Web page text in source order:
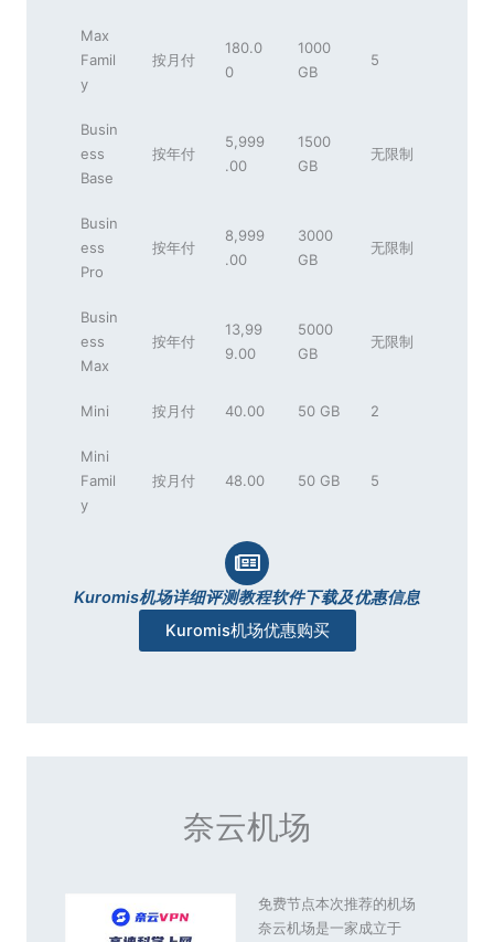
Max
Famil
y
按月付
180.0
0
1000
GB
5
Busin
ess
Base
按年付
5,999
.00
1500
GB
无限制
Busin
ess
Pro
按年付
8,999
.00
3000
GB
无限制
Busin
ess
Max
按年付
13,99
9.00
5000
GB
无限制
Mini 按月付 40.00 50 GB 2
Mini
Famil
y
按月付 48.00 50 GB 5
Kuromis机场详细评测教程软件下载及优惠信息
Kuromis机场优惠购买
奈云机场
免费节点本次推荐的机场
奈云机场是一家成立于